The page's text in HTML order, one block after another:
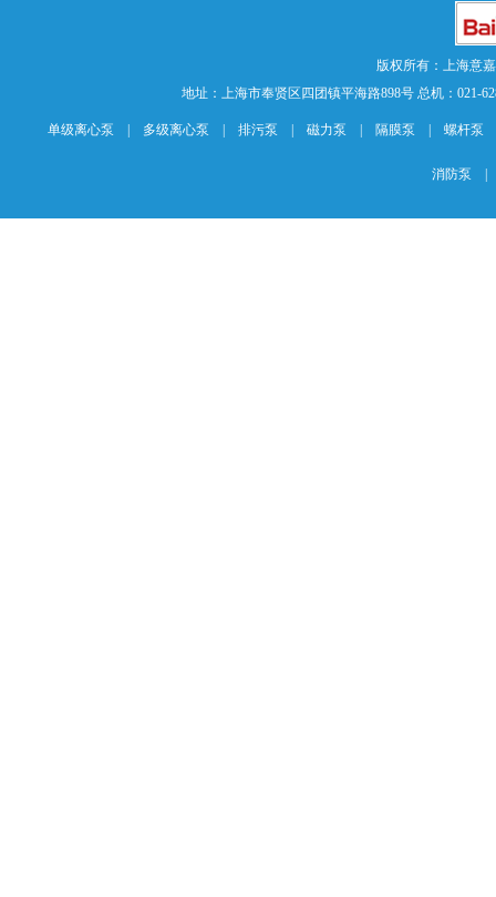
版权所有：上海意
地址：上海市奉贤区四团镇平海路898号 总机：021-
单级离心泵 多级离心泵 排污泵 磁力泵 隔膜泵 螺杆泵
消防泵